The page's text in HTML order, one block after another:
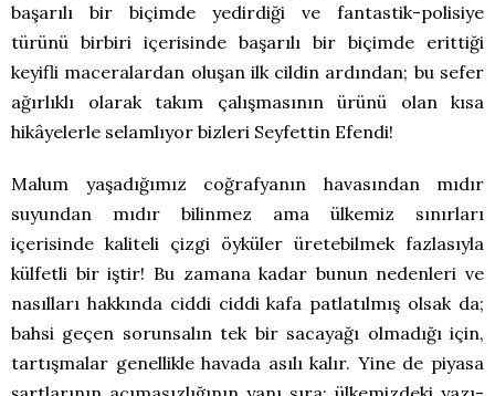
başarılı bir biçimde yedirdiği ve fantastik-polisiye
türünü birbiri içerisinde başarılı bir biçimde erittiği
keyifli maceralardan oluşan ilk cildin ardından; bu sefer
ağırlıklı olarak takım çalışmasının ürünü olan kısa
hikâyelerle selamlıyor bizleri Seyfettin Efendi!
Malum yaşadığımız coğrafyanın havasından mıdır
suyundan mıdır bilinmez ama ülkemiz sınırları
içerisinde kaliteli çizgi öyküler üretebilmek fazlasıyla
külfetli bir iştir! Bu zamana kadar bunun nedenleri ve
nasılları hakkında ciddi ciddi kafa patlatılmış olsak da;
bahsi geçen sorunsalın tek bir sacayağı olmadığı için,
tartışmalar genellikle havada asılı kalır. Yine de piyasa